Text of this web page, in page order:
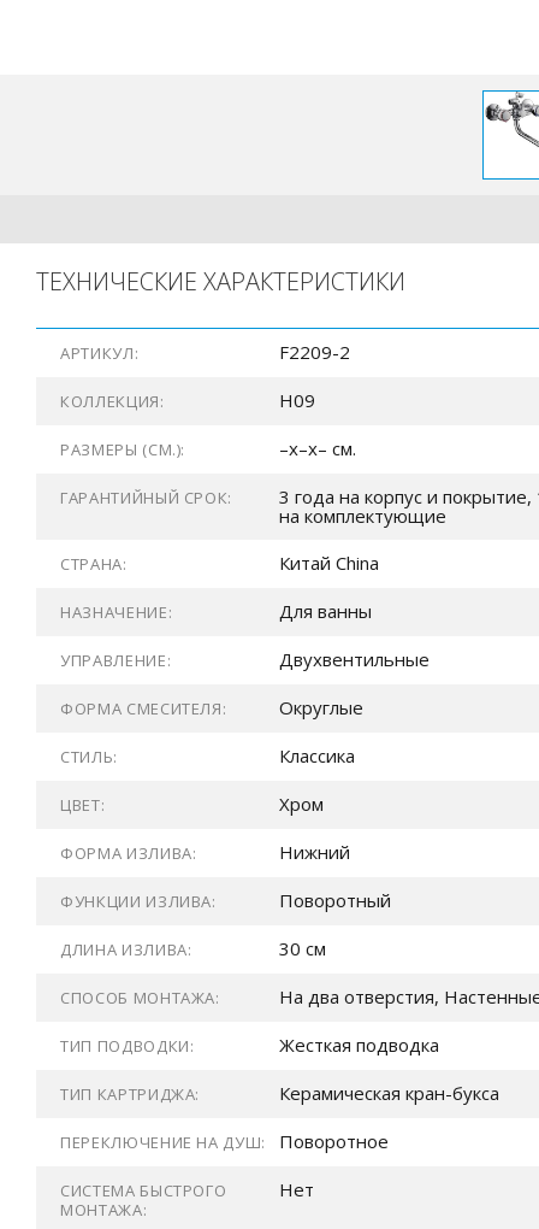
ТЕХНИЧЕСКИЕ ХАРАКТЕРИСТИКИ
АРТИКУЛ: F2209-2
КОЛЛЕКЦИЯ: H09
РАЗМЕРЫ (СМ.): –x–x– см.
ГАРАНТИЙНЫЙ СРОК:
3 года на корпус и покрытие,
на комплектующие
СТРАНА: Китай China
НАЗНАЧЕНИЕ: Для ванны
УПРАВЛЕНИЕ: Двухвентильные
ФОРМА СМЕСИТЕЛЯ: Округлые
СТИЛЬ: Классика
ЦВЕТ: Хром
ФОРМА ИЗЛИВА: Нижний
ФУНКЦИИ ИЗЛИВА: Поворотный
ДЛИНА ИЗЛИВА: 30 см
СПОСОБ МОНТАЖА: На два отверстия,
ТИП ПОДВОДКИ: Жесткая подводка
ТИП КАРТРИДЖА: Керамическая кран-букса
ПЕРЕКЛЮЧЕНИЕ НА ДУШ: Поворотное
СИСТЕМА БЫСТРОГО
МОНТАЖА:
Нет